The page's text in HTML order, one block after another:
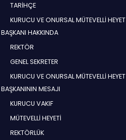
TARİHÇE
KURUCU VE ONURSAL MÜTEVELLİ HEYET
BAŞKANI HAKKINDA
REKTÖR
GENEL SEKRETER
KURUCU VE ONURSAL MÜTEVELLİ HEYET
BAŞKANININ MESAJI
KURUCU VAKIF
MÜTEVELLİ HEYETİ
REKTÖRLÜK